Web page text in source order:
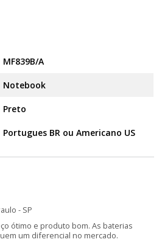
MF839B/A
Notebook
Preto
Portugues BR ou Americano US
- SP
ótimo e produto bom. As baterias
um diferencial no mercado.